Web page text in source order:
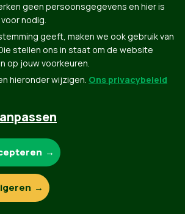
metNationBuilder
geen persoonsgegevens en hier is
nodig.
geeft, maken we ook gebruik van
stellen ons in staat om de website
op jouw voorkeuren.
hieronder wijzigen. Ons privacybeleid
cookies: